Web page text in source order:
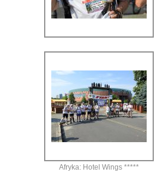
Afryka: Hotel Wings *****